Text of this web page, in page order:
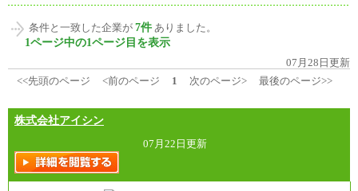
条件と一致した企業が 7件 ありました。
1ページ中の1ページ目を表示
07月28日更新
<<先頭のページ
<前のページ 1 次のページ> 最後のページ>>
株式会社アイシン
07月22日更新